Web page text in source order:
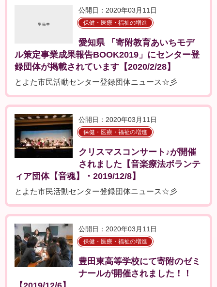
公開日：2020年03月11日
保健・医療・福祉の増進
愛知県 「寄附教育あいちモデ
ル策定事業成果報告BOOK2019」にセンター登
録団体が掲載されています【2020/2/28】
とよた市民活動センター登録団体ニュース☆彡
公開日：2020年03月11日
保健・医療・福祉の増進
クリスマスコンサート♪が開催
されました【音楽療法ボランテ
ィア団体【音魂】・2019/12/8】
とよた市民活動センター登録団体ニュース☆彡
公開日：2020年03月11日
保健・医療・福祉の増進
豊田東高等学校にて寄附のゼミ
ナールが開催されました！！